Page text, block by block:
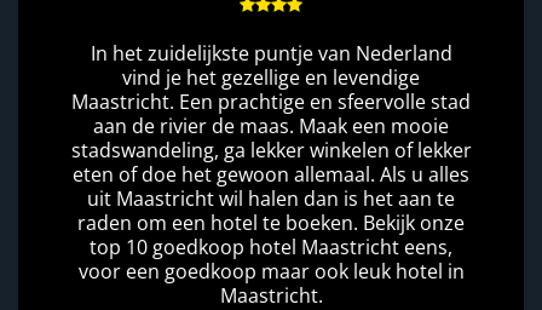
In het zuidelijkste puntje van Nederland
vind je het gezellige en levendige
Maastricht. Een prachtige en sfeervolle stad
aan de rivier de maas. Maak een mooie
stadswandeling, ga lekker winkelen of lekker
eten of doe het gewoon allemaal. Als u alles
uit Maastricht wil halen dan is het aan te
raden om een hotel te boeken. Bekijk onze
top 10 goedkoop hotel Maastricht eens,
voor een goedkoop maar ook leuk hotel in
Maastricht.